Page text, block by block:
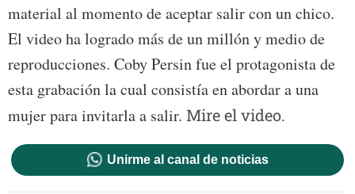
material al momento de aceptar salir con un chico.
El video ha logrado más de un millón y medio de
reproducciones. Coby Persin fue el protagonista de
esta grabación la cual consistía en abordar a una
mujer para invitarla a salir. Mire el video.
Unirme al canal de noticias